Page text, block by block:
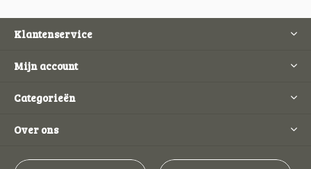
Klantenservice
Mijn account
Categorieën
Over ons